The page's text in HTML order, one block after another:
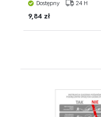
Dostępny 24 H
9,84 zł